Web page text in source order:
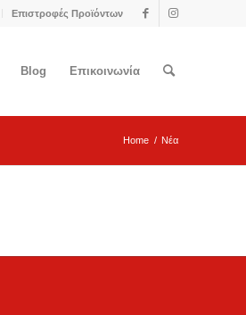
Επιστροφές Προϊόντων
Blog Επικοινωνία
Home / Νέα